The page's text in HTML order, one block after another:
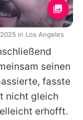
seinen
fasste
nicht gleich
erhofft.
in Los Angeles